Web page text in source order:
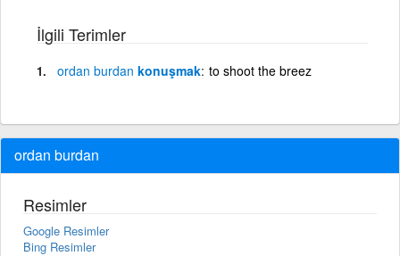
İlgili Terimler
ordan burdan konuşmak to shoot the breez
ordan burdan
Resimler
Google Resimler
Bing Resimler